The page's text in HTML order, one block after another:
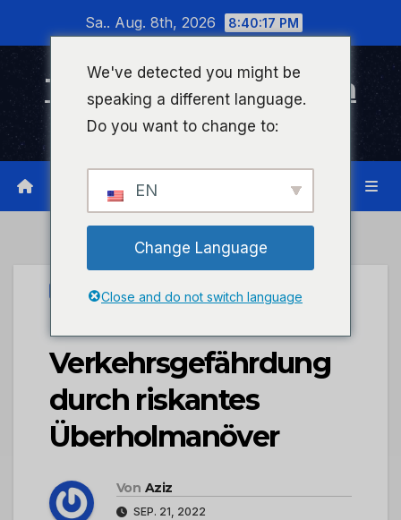
wechseln
Sa.. Aug. 8th, 2026 8:40:18 PM
Timeline Bad Kreuznach
Infonetzwerk für Bad Kreuznach
UNCATEGORIZED
POL-PDWIL:
Verkehrsgefährdung
durch riskantes
Überholmanöver
Von Aziz
SEP. 21, 2022
We've detected you might be
speaking a different language.
Do you want to change to:
EN
Change Language
Close and do not switch language